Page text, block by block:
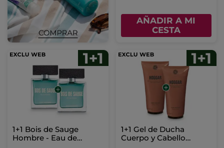
AÑADIR A MI
CESTA
1+1 Bois de Sauge
Hombre - Eau de
1+1 Gel de Ducha
Cuerpo y Cabello